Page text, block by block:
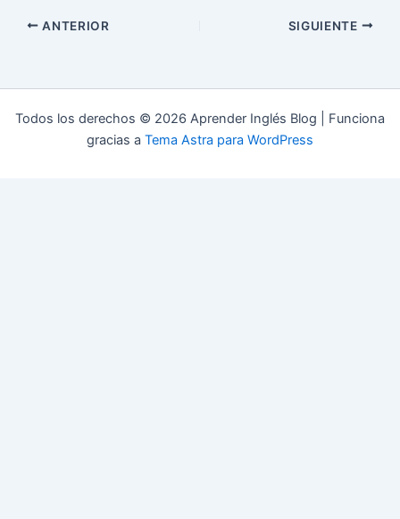
ANTERIOR SIGUIENTE
Todos los derechos © 2026 Aprender Inglés Blog | Funciona
gracias a Tema Astra para WordPress